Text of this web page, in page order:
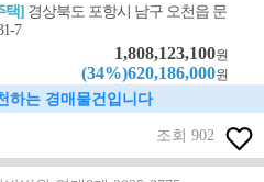
택] 경상북도 포항시 남구 오천읍 문
7
1,808,123,100원
(34%)620,186,000원
하는 경매물건입니다
조회 902